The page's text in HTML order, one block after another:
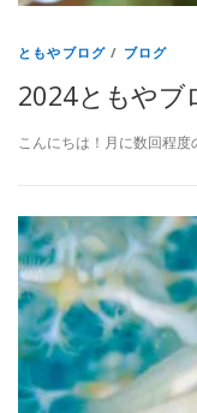
ともやブログ / ブログ
2024ともやブ
こんにちは！月に数回程